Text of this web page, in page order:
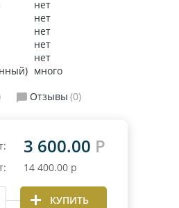
нет
нет
нет
нет
нет
много
Отзывы (0)
3 600.00 Р
14 400.00 р
КУПИТЬ